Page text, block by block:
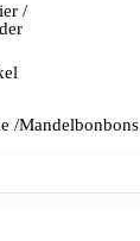
/
/Mandelbonbons